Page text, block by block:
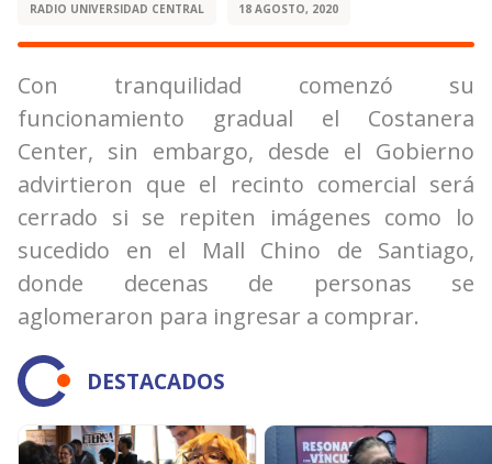
RADIO UNIVERSIDAD CENTRAL 18 AGOSTO, 2020
Con tranquilidad comenzó su
funcionamiento gradual el Costanera
Center, sin embargo, desde el Gobierno
advirtieron que el recinto comercial será
cerrado si se repiten imágenes como lo
sucedido en el Mall Chino de Santiago,
donde decenas de personas se
aglomeraron para ingresar a comprar.
DESTACADOS